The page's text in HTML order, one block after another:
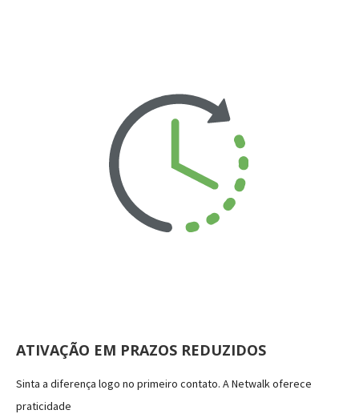
ATIVAÇÃO EM PRAZOS REDUZIDOS
Sinta a diferença logo no primeiro contato. A Netwalk oferece
praticidade